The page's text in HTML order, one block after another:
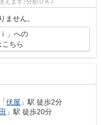
えます♪分割ＯＫ♪
ません。
」への
ちら
「伏屋 」駅 徒歩2分
」駅 徒歩20分